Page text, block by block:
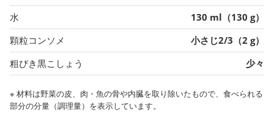
水
130 ml（130 g）
顆粒コンソメ
小さじ2/3（2 g）
粗びき黒こしょう
少々
※ 材料は野菜の皮、肉・魚の骨や内臓を取り除いたもので、食べられる
部分の分量（調理量）を表示しています。